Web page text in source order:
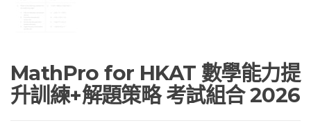
MathPro for HKAT 數學能力提
升訓練+解題策略 考試組合 2026